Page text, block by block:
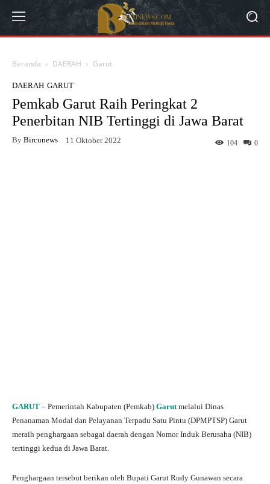
Beranda DAERAH Garut
DAERAH GARUT
Pemkab Garut Raih Peringkat 2
Penerbitan NIB Tertinggi di Jawa Barat
By Bircunews 11 Oktober 2022 0
104
GARUT – Pemerintah Kabupaten (Pemkab) Garutmelalui Dinas
Penanaman Modal dan Pelayanan Terpadu Satu Pintu (DPMPTSP) Garut
meraih penghargaan sebagai daerah dengan Nomor Induk Berusaha (NIB)
tertinggi kedua di Jawa Barat.
Penghargaan tersebut berikan oleh Bupati Garut Rudy Gunawan secara